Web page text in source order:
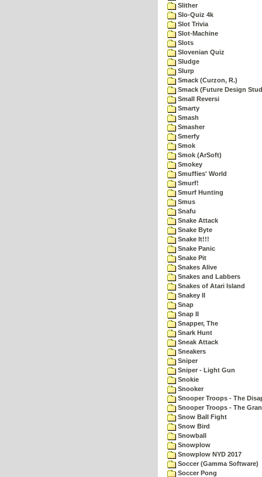
Slither
Slo-Quiz 4k
Slot Trivia
Slot-Machine
Slots
Slovenian Quiz
Sludge
Slurp
Smack (Curzon, R.)
Smack (Future Design
Small Reversi
Smarty
Smash
Smasher
Smerfy
Smok
Smok (ArSoft)
Smokey
Smuffies' World
Smurf!
Smurf Hunting
Smus
Snafu
Snake Attack
Snake Byte
Snake It!!!
Snake Panic
Snake Pit
Snakes Alive
Snakes and Labbers
Snakes of Atari Island
Snakey II
Snap
Snap II
Snapper, The
Snark Hunt
Sneak Attack
Sneakers
Sniper
Sniper - Light Gun
Snokie
Snooker
Snooper Troops - The
Snooper Troops - The
Snow Ball Fight
Snow Bird
Snowball
Snowplow
Snowplow NYD 2017
Soccer (Gamma Software)
Soccer Pong